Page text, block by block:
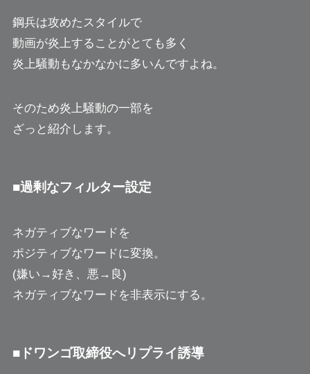
鋼兵は攻めたスタイルで
動画が炎上することがとても多く
炎上騒動もなかなかに多いんですよね。
そのため炎上騒動の一部を
ざっと紹介します。
■過剰なフィルター設定
ネガティブなワードを
ポジティブなワードに変換。
(嫌い→好き、悪→良)
ネガティブなワードを非表示にする。
■ドワンゴ取締役へリプライ誘導